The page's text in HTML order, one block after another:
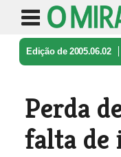
Edição de 2005.06.02
Perda
falta de